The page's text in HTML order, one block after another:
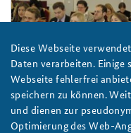
Partners
Young Leaders in
Directions
German Forum on
Public Events
Further Events
Das Plenum verfolgt
Nachwuchsseminar
Staatlichkeit“
Diese Webseite
Daten verarbeiten.
Webseite fehlerfrei
speichern zu können.
und dienen zur
Optimierung des Web-